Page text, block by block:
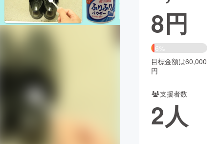
ビジネス・起業 チャレンジ
CAMPFIRE Creation
CAMPFIREふるさと納税
コミュニティ
8円
6%
目標金額は60,000
円
支援者数
2人